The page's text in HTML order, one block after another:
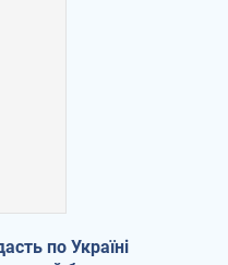
по Україні